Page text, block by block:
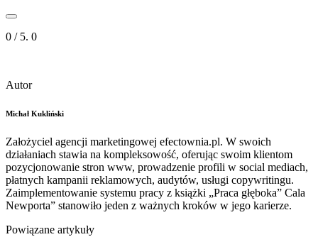
0 / 5. 0
Autor
Michał Kukliński
Założyciel agencji marketingowej efectownia.pl. W swoich
działaniach stawia na kompleksowość, oferując swoim klientom
pozycjonowanie stron www, prowadzenie profili w social mediach,
płatnych kampanii reklamowych, audytów, usługi copywritingu.
Zaimplementowanie systemu pracy z książki „Praca głęboka” Cala
Newporta” stanowiło jeden z ważnych kroków w jego karierze.
Powiązane artykuły